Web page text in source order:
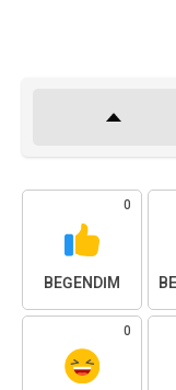
0
BEĞENDIM
0